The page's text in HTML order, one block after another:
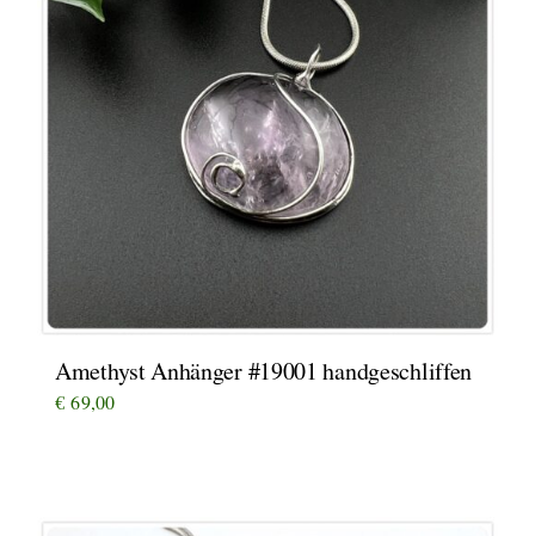
Amethyst Anhänger #19001 handgeschliffen
€ 69,00